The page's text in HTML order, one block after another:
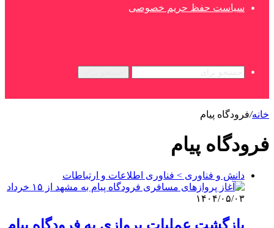
سیاست حفظ حریم خصوصی
خانه/فرودگاه پیام
فرودگاه پیام
دانش و فناوری > فناوری اطلاعات و ارتباطات
۱۴۰۴/۰۵/۰۳
بازگشت عملیات پروازی به فرودگاه پیام